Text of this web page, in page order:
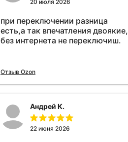
20 июля 2026
при переключении разница
есть,а так впечатления двоякие,
без интернета не переключиш.
Отзыв Ozon
Андрей К.
22 июня 2026